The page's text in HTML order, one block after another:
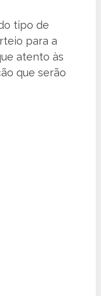
tipo de
para a
atento às
que serão